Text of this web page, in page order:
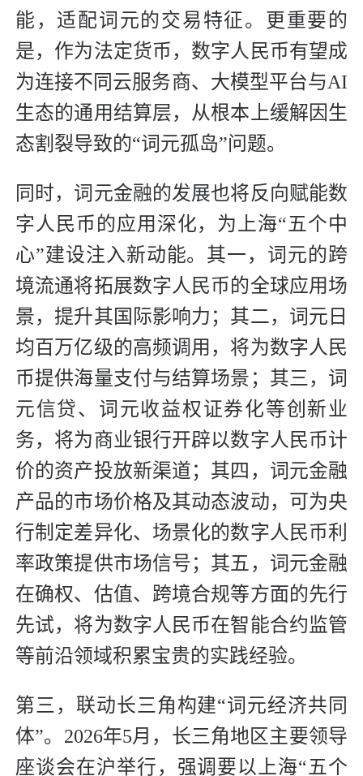
能，适配词元的交易特征。更重要的
是，作为法定货币，数字人民币有望成
为连接不同云服务商、大模型平台与AI
生态的通用结算层，从根本上缓解因生
态割裂导致的“词元孤岛”问题。
同时，词元金融的发展也将反向赋能数
字人民币的应用深化，为上海“五个中
心”建设注入新动能。其一，词元的跨
境流通将拓展数字人民币的全球应用场
景，提升其国际影响力；其二，词元日
均百万亿级的高频调用，将为数字人民
币提供海量支付与结算场景；其三，词
元信贷、词元收益权证券化等创新业
务，将为商业银行开辟以数字人民币计
价的资产投放新渠道；其四，词元金融
产品的市场价格及其动态波动，可为央
行制定差异化、场景化的数字人民币利
率政策提供市场信号；其五，词元金融
在确权、估值、跨境合规等方面的先行
先试，将为数字人民币在智能合约监管
等前沿领域积累宝贵的实践经验。
第三，联动长三角构建“词元经济共同
体”。2026年5月，长三角地区主要领导
座谈会在沪举行，强调要以上海“五个